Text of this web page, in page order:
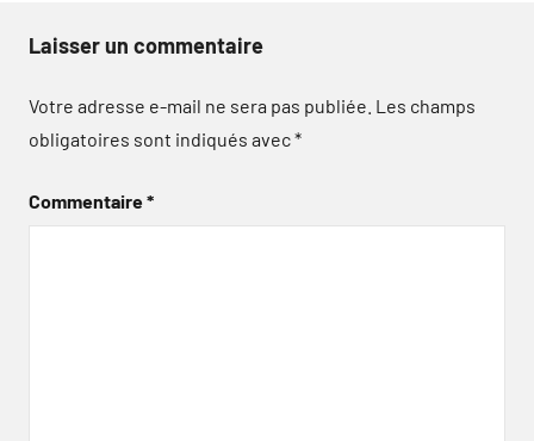
Laisser un commentaire
Votre adresse e-mail ne sera pas publiée. Les champs
obligatoires sont indiqués avec*
Commentaire*